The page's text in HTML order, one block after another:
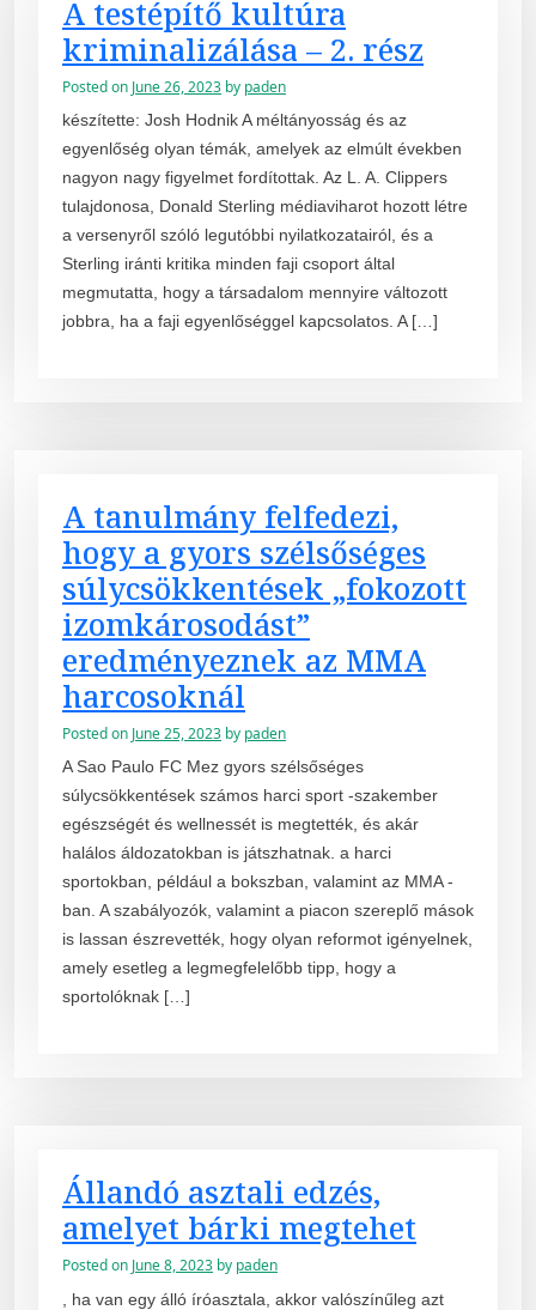
A testépítő kultúra
kriminalizálása – 2. rész
Posted on June 26, 2023 by paden
készítette: Josh Hodnik A méltányosság és az
egyenlőség olyan témák, amelyek az elmúlt években
nagyon nagy figyelmet fordítottak. Az L. A. Clippers
tulajdonosa, Donald Sterling médiaviharot hozott létre
a versenyről szóló legutóbbi nyilatkozatairól, és a
Sterling iránti kritika minden faji csoport által
megmutatta, hogy a társadalom mennyire változott
jobbra, ha a faji egyenlőséggel kapcsolatos. A […]
A tanulmány felfedezi,
hogy a gyors szélsőséges
súlycsökkentések „fokozott
izomkárosodást”
eredményeznek az MMA
harcosoknál
Posted on June 25, 2023 by paden
A Sao Paulo FC Mez gyors szélsőséges
súlycsökkentések számos harci sport -szakember
egészségét és wellnessét is megtették, és akár
halálos áldozatokban is játszhatnak. a harci
sportokban, például a bokszban, valamint az MMA -
ban. A szabályozók, valamint a piacon szereplő mások
is lassan észrevették, hogy olyan reformot igényelnek,
amely esetleg a legmegfelelőbb tipp, hogy a
sportolóknak […]
Állandó asztali edzés,
amelyet bárki megtehet
Posted on June 8, 2023 by paden
, ha van egy álló íróasztala, akkor valószínűleg azt